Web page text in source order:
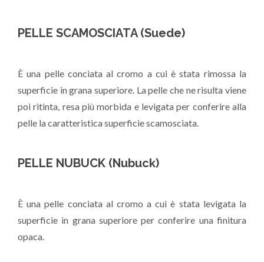
PELLE SCAMOSCIATA (Suede)
È una pelle conciata al cromo a cui è stata rimossa la
superficie in grana superiore. La pelle che ne risulta viene
poi ritinta, resa più morbida e levigata per conferire alla
pelle la caratteristica superficie scamosciata.
PELLE NUBUCK (Nubuck)
È una pelle conciata al cromo a cui è stata levigata la
superficie in grana superiore per conferire una finitura
opaca.